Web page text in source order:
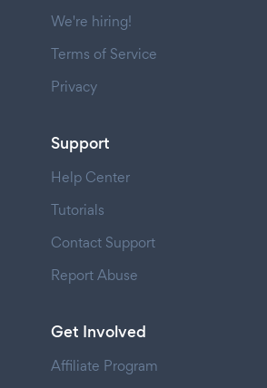
We're hiring!
Terms of Service
Privacy
Support
Help Center
Tutorials
Contact Support
Report Abuse
Get Involved
Affiliate Program